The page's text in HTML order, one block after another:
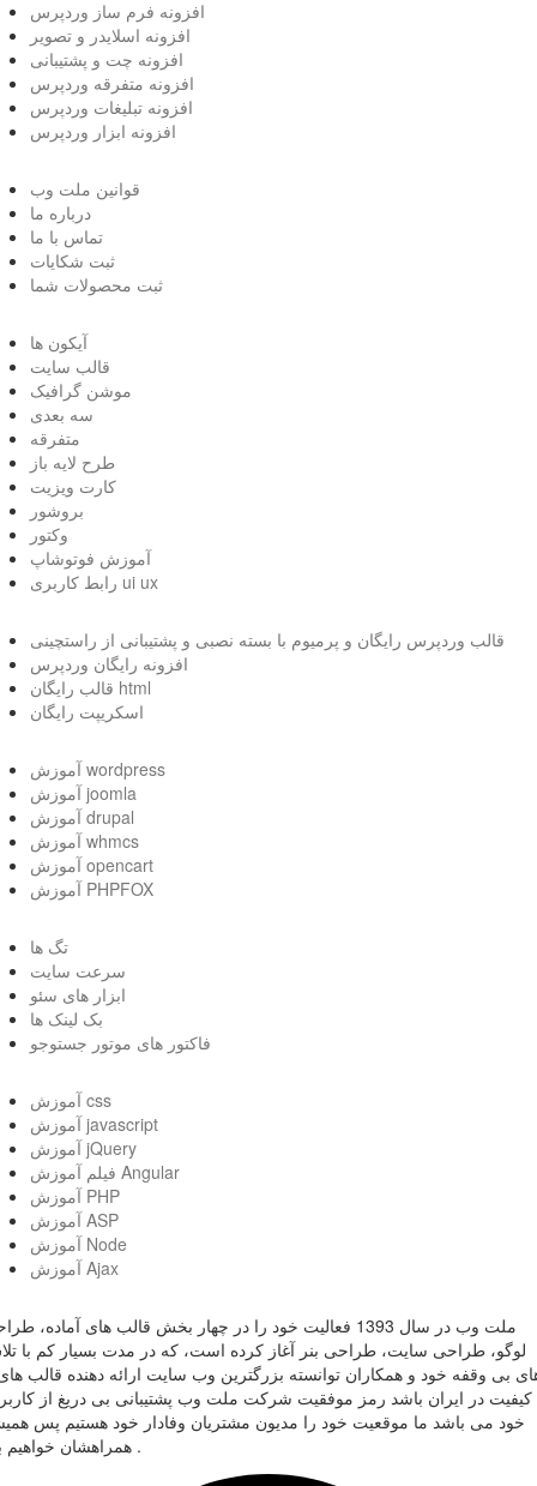
افزونه فرم ساز وردپرس
افزونه اسلایدر و تصویر
افزونه چت و پشتیبانی
افزونه متفرقه وردپرس
افزونه تبلیغات وردپرس
افزونه ابزار وردپرس
قوانین ملت وب
درباره ما
تماس با ما
ثبت شکایات
ثبت محصولات شما
آیکون ها
قالب سایت
موشن گرافیک
سه بعدی
متفرقه
طرح لایه باز
کارت ویزیت
بروشور
وکتور
آموزش فوتوشاپ
رابط کاربری ui ux
قالب وردپرس رایگان و پرمیوم با بسته نصبی و پشتیبانی از راستچینی
افزونه رایگان وردپرس
قالب رایگان html
اسکریپت رایگان
آموزش wordpress
آموزش joomla
آموزش drupal
آموزش whmcs
آموزش opencart
آموزش PHPFOX
تگ ها
سرعت سایت
ابزار های سئو
بک لینک ها
فاکتور های موتور جستوجو
آموزش css
آموزش javascript
آموزش jQuery
فیلم آموزش Angular
آموزش PHP
آموزش ASP
آموزش Node
آموزش Ajax
ملت وب در سال 1393 فعالیت خود را در چهار بخش قالب های آماده،
لوگو، طراحی سایت، طراحی بنر آغاز کرده است، که در مدت بسیار کم با
بی وقفه خود و همکاران توانسته بزرگترین وب سایت ارائه دهنده قالب
کیفیت در ایران باشد رمز موفقیت شرکت ملت وب پشتیبانی بی دریغ از
خود می باشد ما موقعیت خود را مدیون مشتریان وفادار خود هستیم پس
همراهشان خواهیم بود .